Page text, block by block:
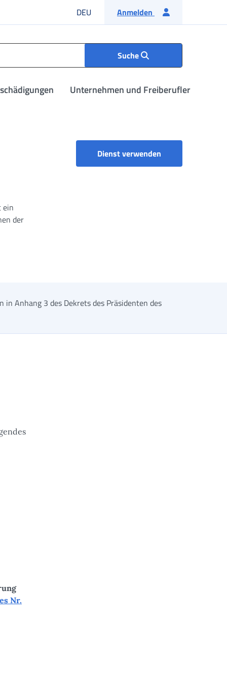
DEU Deutsche Sprache
Anmelden
Suche
Unternehmen und Freiberufler
Dienst verwenden
ein
der
Anhang 3 des Dekrets des Präsidenten des
Nr.